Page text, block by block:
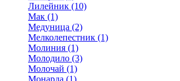
Лилейник (10)
Мак (1)
Медуница (2)
Мелколепестник (1)
Молиния (1)
Молодило (3)
Молочай (1)
Монарда (1)